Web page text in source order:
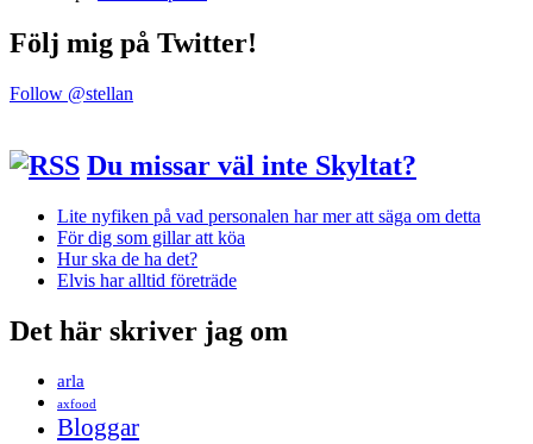
Följ mig på Twitter!
Follow @stellan
Du missar väl inte Skyltat?
Lite nyfiken på vad personalen har mer att säga om detta
För dig som gillar att köa
Hur ska de ha det?
Elvis har alltid företräde
Det här skriver jag om
arla
axfood
Bloggar